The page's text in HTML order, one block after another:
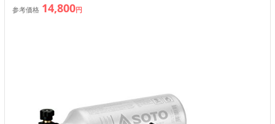
参考価格 14,800円